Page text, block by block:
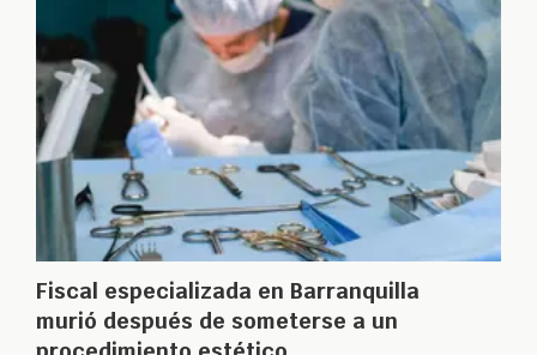
Fiscal especializada en Barranquilla
murió después de someterse a un